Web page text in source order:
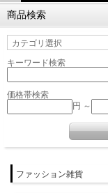
商品検索
キーワード検索
価格帯検索
円 ～
ファッション雑貨